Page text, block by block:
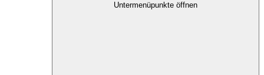
Untermenüpunkte öffnen